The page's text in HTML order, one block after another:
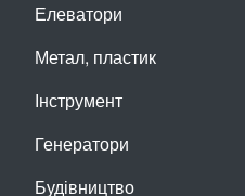
Елеватори
Метал, пластик
Інструмент
Генератори
Будівництво